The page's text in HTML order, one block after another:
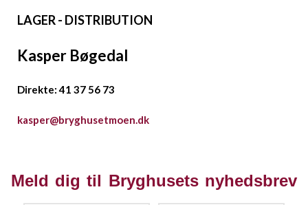
LAGER - DISTRIBUTION
Kasper Bøgedal
Direkte: 41 37 56 73
kasper@bryghusetmoen.dk
Meld dig til Bryghusets nyhedsbrev